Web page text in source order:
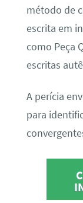
método de
escrita em
como Peça
escritas
A perícia
para